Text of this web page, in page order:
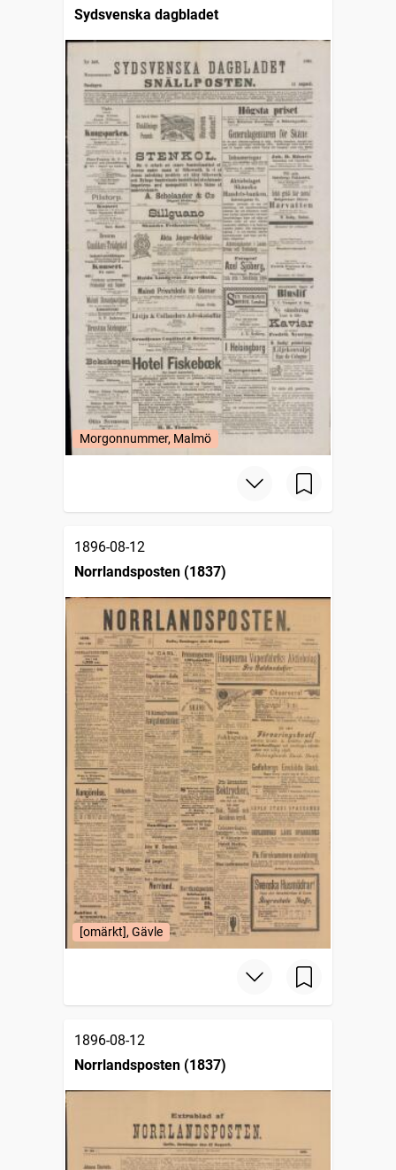
Sydsvenska dagbladet
Morgonnummer, Malmö
1896-08-12
Norrlandsposten (1837)
[omärkt], Gävle
1896-08-12
Norrlandsposten (1837)